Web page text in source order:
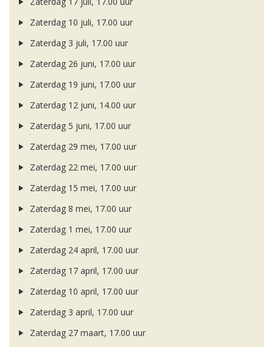
Zaterdag 10 juli, 17.00 uur
Zaterdag 3 juli, 17.00 uur
Zaterdag 26 juni, 17.00 uur
Zaterdag 19 juni, 17.00 uur
Zaterdag 12 juni, 14.00 uur
Zaterdag 5 juni, 17.00 uur
Zaterdag 29 mei, 17.00 uur
Zaterdag 22 mei, 17.00 uur
Zaterdag 15 mei, 17.00 uur
Zaterdag 8 mei, 17.00 uur
Zaterdag 1 mei, 17.00 uur
Zaterdag 24 april, 17.00 uur
Zaterdag 17 april, 17.00 uur
Zaterdag 10 april, 17.00 uur
Zaterdag 3 april, 17.00 uur
Zaterdag 27 maart, 17.00 uur